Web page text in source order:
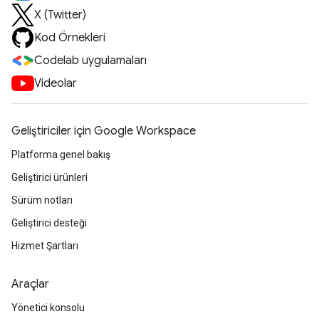
X (Twitter)
Kod Örnekleri
Codelab uygulamaları
Videolar
Geliştiriciler için Google Workspace
Platforma genel bakış
Geliştirici ürünleri
Sürüm notları
Geliştirici desteği
Hizmet Şartları
Araçlar
Yönetici konsolu